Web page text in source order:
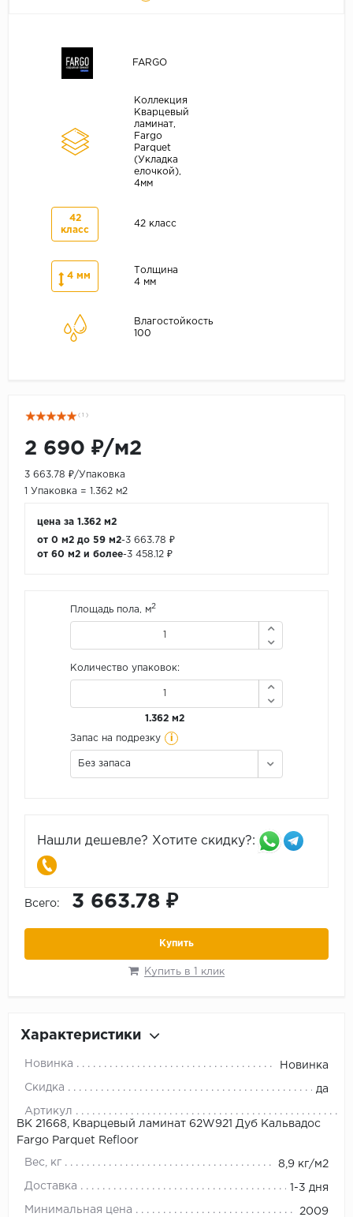
FARGO
Коллекция
Кварцевый
ламинат,
Fargo
Parquet
(Укладка
елочкой),
4мм
42
класс
42 класс
4 мм
Толщина
4 мм
Влагостойкость
100
( 1 )
2 690 ₽/м2
3 663.78 ₽/Упаковка
1 Упаковка = 1.362 м2
цена за 1.362 м2
от 0 м2 до 59 м2-3 663.78 ₽
от 60 м2 и более-3 458.12 ₽
Площадь пола, м2
Количество упаковок:
1.362 м2
Запас на подрезку i
Без запаса
Нашли дешевле? Хотите скидку?:
Всего: 3 663.78 ₽
Купить
Купить в 1 клик
Характеристики
Новинка Новинка
Скидка да
Артикул
ВК 21668, Кварцевый ламинат 62W921 Дуб Кальвадос
Fargo Parquet Refloor
Вес, кг 8,9 кг/м2
Доставка 1-3 дня
Минимальная цена 2009